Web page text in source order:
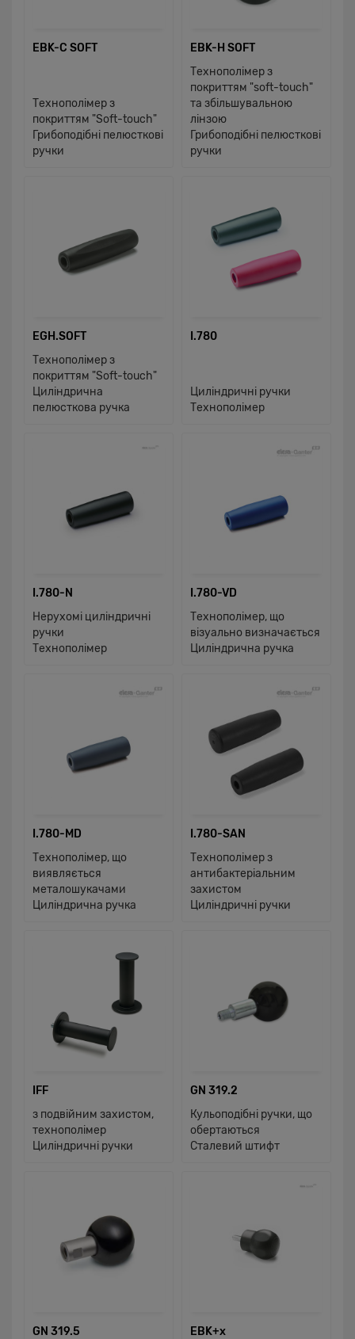
EBK-C SOFT
Технополімер з
покриттям "Soft-touch"
Грибоподібні пелюсткові
ручки
EBK-H SOFT
Технополімер з
покриттям "soft-touch"
та збільшувальною
лінзою
Грибоподібні пелюсткові
ручки
EGH.SOFT
Технополімер з
покриттям "Soft-touch"
Циліндрична
пелюсткова ручка
I.780
Циліндричні ручки
Технополімер
I.780-N
Нерухомі циліндричні
ручки
Технополімер
I.780-VD
Технополімер, що
візуально визначається
Циліндрична ручка
I.780-MD
Технополімер, що
виявляється
металошукачами
Циліндрична ручка
I.780-SAN
Технополімер з
антибактеріальним
захистом
Циліндричні ручки
IFF
з подвійним захистом,
технополімер
Циліндричні ручки
GN 319.2
Кульоподібні ручки, що
обертаються
Сталевий штифт
GN 319.5
EBK+x